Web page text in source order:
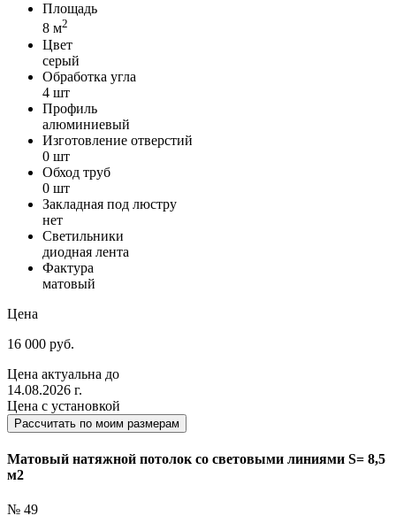
Площадь
8 м2
Цвет
серый
Обработка угла
4 шт
Профиль
алюминиевый
Изготовление отверстий
0 шт
Обход труб
0 шт
Закладная под люстру
нет
Светильники
диодная лента
Фактура
матовый
Цена
16 000 руб.
Цена актуальна до
14.08.2026 г.
Цена с установкой
Рассчитать по моим размерам
Матовый натяжной потолок со световыми линиями S= 8,5
м2
№ 49